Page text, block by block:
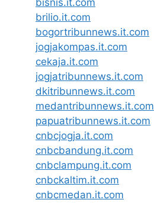
bisnis.it.com
brilio.it.com
bogortribunnews.it.com
jogjakompas.it.com
cekaja.it.com
jogjatribunnews.it.com
dkitribunnews.it.com
medantribunnews.it.com
papuatribunnews.it.com
cnbcjogja.it.com
cnbcbandung.it.com
cnbclampung.it.com
cnbckaltim.it.com
cnbcmedan.it.com